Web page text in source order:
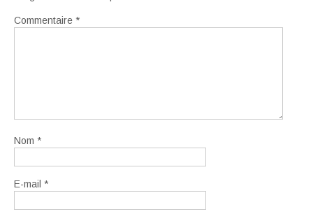
Commentaire *
Nom *
E-mail *